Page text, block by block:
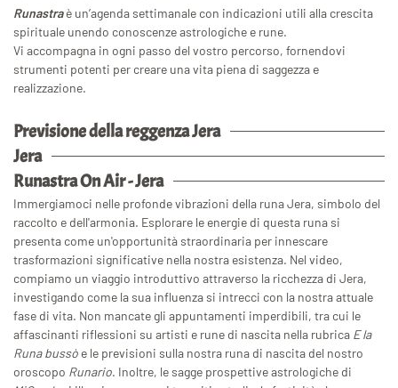
Runastraè un’agenda settimanale con indicazioni utili alla crescita
spirituale unendo conoscenze astrologiche e rune.
Vi accompagna in ogni passo del vostro percorso, fornendovi
strumenti potenti per creare una vita piena di saggezza e
realizzazione.
Previsione della reggenza Jera
Jera
Runastra On Air - Jera
Immergiamoci nelle profonde vibrazioni della runa Jera, simbolo del
raccolto e dell'armonia. Esplorare le energie di questa runa si
presenta come un'opportunità straordinaria per innescare
trasformazioni significative nella nostra esistenza. Nel video,
compiamo un viaggio introduttivo attraverso la ricchezza di Jera,
investigando come la sua influenza si intrecci con la nostra attuale
fase di vita. Non mancate gli appuntamenti imperdibili, tra cui le
affascinanti riflessioni su artisti e rune di nascita nella rubrica E la
Runa bussò e le previsioni sulla nostra runa di nascita del nostro
oroscopo Runario. Inoltre, le sagge prospettive astrologiche di